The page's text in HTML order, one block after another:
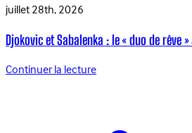
juillet 28th, 2026
Djokovic et Sabalenka : le « duo de rêve
Continuer la lecture